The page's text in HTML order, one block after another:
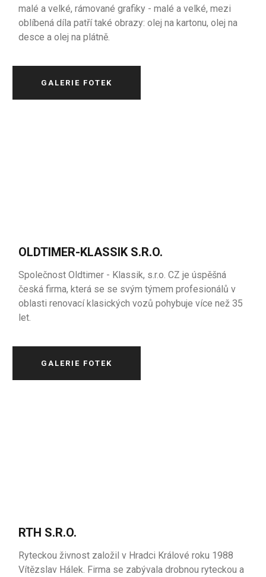
malé a velké, rámované grafiky - malé a velké, mezi
oblíbená díla patří také obrazy: olej na kartonu, olej na
desce a olej na plátně.
GALERIE FOTEK
OLDTIMER-KLASSIK S.R.O.
Společnost Oldtimer - Klassik, s.r.o. CZ je úspěšná
česká firma, která se se svým týmem profesionálů v
oblasti renovací klasických vozů pohybuje více než 35
let.
GALERIE FOTEK
RTH S.R.O.
Ryteckou živnost založil v Hradci Králové roku 1988
Vítězslav Hálek. Firma se zabývala drobnou ryteckou a